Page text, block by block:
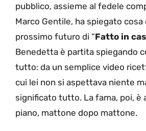
pubblico, assieme al fedele
Marco Gentile, ha spiegato cosa
prossimo futuro di “Fatto in
Benedetta è partita spiegando
tutto: da un semplice video
cui lei non si aspettava niente
significato tutto. La fama, poi, è
piano, mattone dopo mattone.